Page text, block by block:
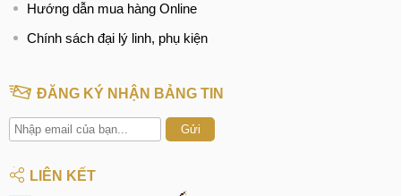
Hướng dẫn mua hàng Online
Chính sách đại lý linh, phụ kiện
ĐĂNG KÝ NHẬN BẢNG TIN
Gửi
LIÊN KẾT